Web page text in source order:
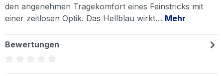
den angenehmen Tragekomfort eines Feinstricks mit
einer zeitlosen Optik. Das Hellblau wirkt… Mehr
Bewertungen